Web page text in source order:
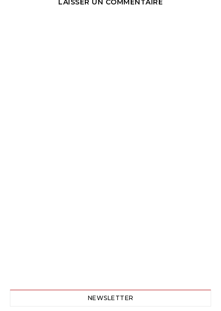
LAISSER UN COMMENTAIRE
NEWSLETTER